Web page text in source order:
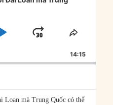
PLAYJUMP
FORWARD
SHARE
14:15
Loan mà Trung Quốc có thể